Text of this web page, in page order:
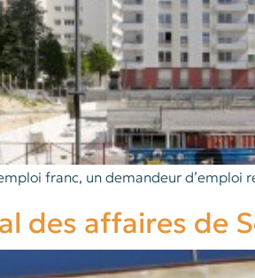
franc, un demandeur
des affaires de